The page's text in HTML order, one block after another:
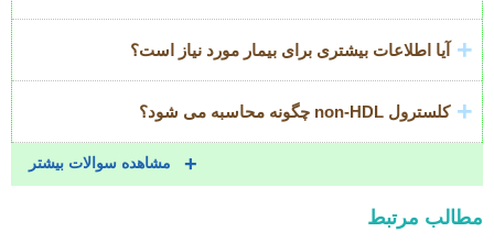
آیا اطلاعات بیشتری برای بیمار مورد نیاز است؟
کلسترول non-HDL چگونه محاسبه می شود؟
مشاهده سوالات بیشتر
مطالب مرتبط